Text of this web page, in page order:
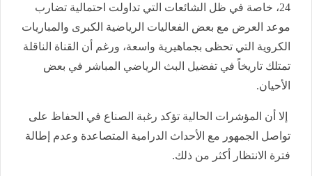
24، خاصة في ظل الشائعات التي تداولت احتمالية تضارب
موعد العرض مع بعض الفعاليات الرياضية الكبرى والمباريات
الكروية التي تحظى بجماهيرية واسعة، ورغم أن القناة الناقلة
تمتلك تاريخاً في تفضيل البث الرياضي المباشر في بعض
الأحيان.
إلا أن المؤشرات الحالية تؤكد رغبة الصناع في الحفاظ على
تواصل الجمهور مع الأحداث الدرامية المتصاعدة وعدم إطالة
فترة الانتظار أكثر من ذلك.